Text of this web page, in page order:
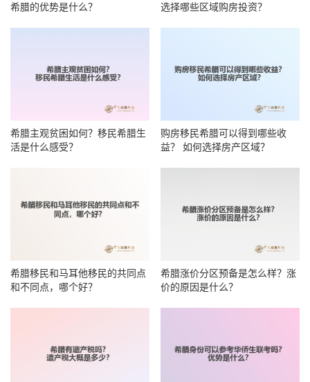
希腊的优势是什么？
选择哪些区域购房投资？
希腊主观贫困如何？移民希腊生
活是什么感受？
购房移民希腊可以得到哪些收
益？ 如何选择房产区域？
希腊移民和马耳他移民的共同点
和不同点，哪个好？
希腊涨价分区预备是怎么样？涨
价的原因是什么？